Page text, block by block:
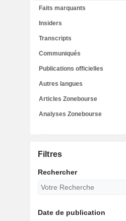
Faits marquants
Insiders
Transcripts
Communiqués
Publications officielles
Autres langues
Articles Zonebourse
Analyses Zonebourse
Filtres
Rechercher
Date de publication